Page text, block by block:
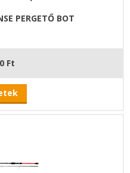
PERGETŐ BOT
Ft